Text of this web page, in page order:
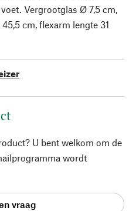
Vergrootglas Ø 7,5 cm,
cm, flexarm lengte 31
U bent welkom om de
wordt
vraag